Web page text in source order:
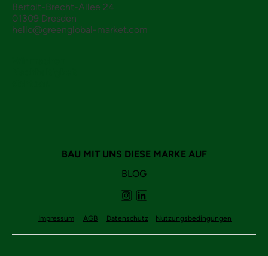
Bertolt-Brecht-Allee 24
01309 Dresden
hello@greenglobal-market.com
BAU MIT UNS DIESE MARKE AUF
BLOG
Impressum AGB Datenschutz Nutzungsbedingungen